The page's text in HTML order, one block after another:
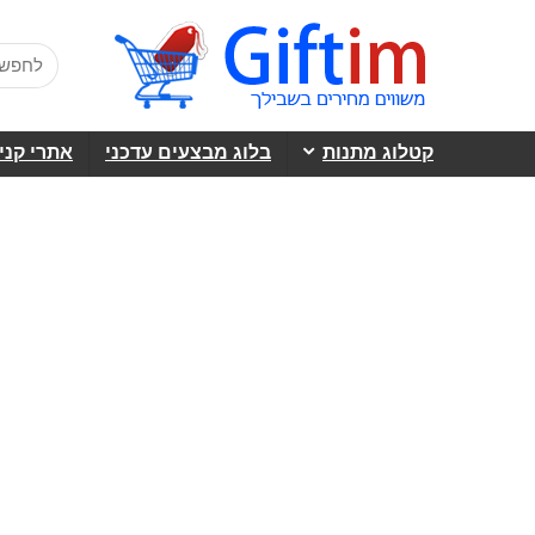
קטלוג מתנות בלוג מבצעים עדכני אתרי